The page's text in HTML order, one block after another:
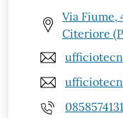
Via Fiume,
Citeriore
0858574131